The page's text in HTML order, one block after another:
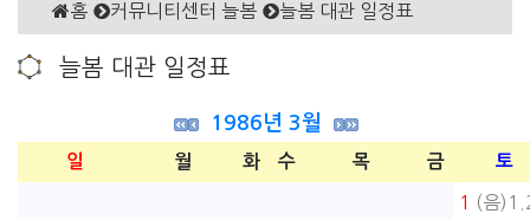
홈 커뮤니티센터 늘봄 늘봄 대관 일정표
늘봄 대관 일정표
1986년 3월
일 월 화 수 목 금 토
1
(음